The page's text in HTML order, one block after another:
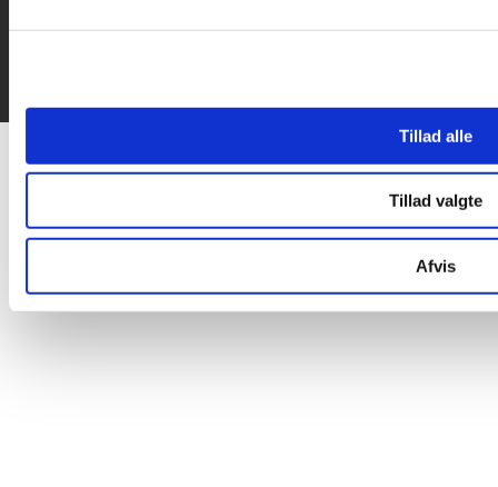
Tillad alle
Tillad valgte
Afvis